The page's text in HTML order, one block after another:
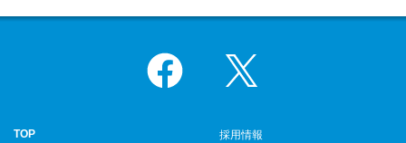
Facebook
TOP
採用情報